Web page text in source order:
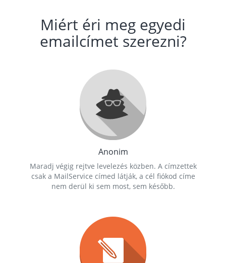
Miért éri meg egyedi
emailcímet szerezni?
Anonim
Maradj végig rejtve levelezés közben. A címzettek
csak a MailService címed látják, a cél fiókod címe
nem derül ki sem most, sem később.